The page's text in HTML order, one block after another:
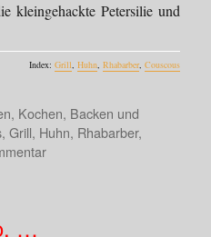
kleingehackte Petersilie und
Index: Grill, Huhn, Rhabarber, Couscous
, Kochen, Backen und
, Grill, Huhn, Rhabarber,
zu
…